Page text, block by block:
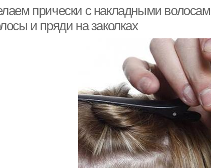
прически с накладными
и пряди на заколках